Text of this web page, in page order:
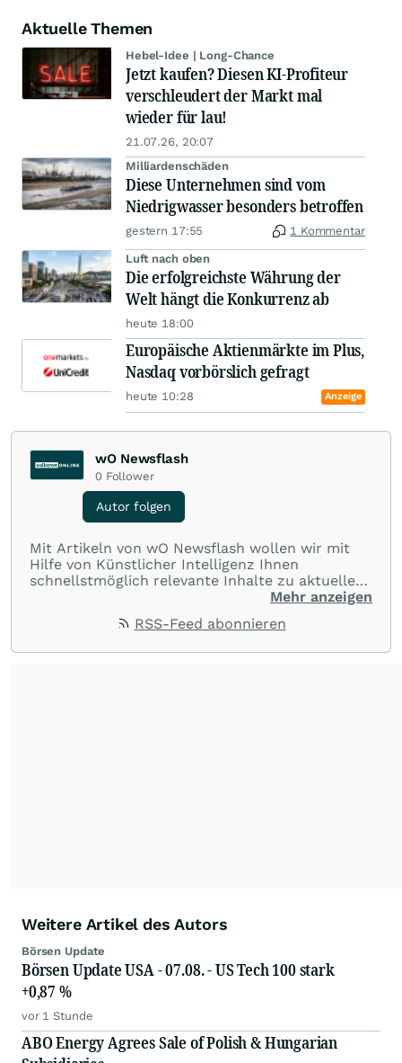
Aktuelle Themen
Hebel-Idee | Long-Chance
Jetzt kaufen? Diesen KI-Profiteur
verschleudert der Markt mal
wieder für lau!
21.07.26, 20:07
Milliardenschäden
Diese Unternehmen sind vom
Niedrigwasser besonders betroffen
gestern 17:55 1 Kommentar
Luft nach oben
Die erfolgreichste Währung der
Welt hängt die Konkurrenz ab
heute 18:00
Europäische Aktienmärkte im Plus,
Nasdaq vorbörslich gefragt
heute 10:28 Anzeige
wO Newsflash
0 Follower
Autor folgen
Mit Artikeln von wO Newsflash wollen wir mit
Hilfe von Künstlicher Intelligenz Ihnen
schnellstmöglich relevante Inhalte zu aktuellen
Ereignissen rund um Börse, Finanzmärkte aus
Mehr anzeigen
RSS-Feed abonnieren
Weitere Artikel des Autors
Börsen Update
Börsen Update USA - 07.08. - US Tech 100 stark
+0,87 %
vor 1 Stunde
ABO Energy Agrees Sale of Polish & Hungarian